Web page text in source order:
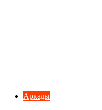
Аркады